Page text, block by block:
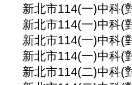
新北市114(一)中科(
新北市114(一)中科(
新北市114(一)中科(
新北市114(一)中科(
新北市114(二)中科(